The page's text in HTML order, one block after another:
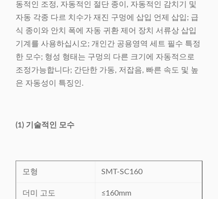
동적인 조정, 자동적인 절단 종이, 자동적인 감치기 및
자동 각종 다르 치수가 재진 구멍에 삽입 언제 삽입; 급
식 종이와 안치 폭에 자동 귀환 제어 장치 서류상 삽입
기계를 사용하십시오; 개인간 공용영역 세트 필수 특정
한 모수; 형성 형태는 구멍의 다른 크기에 자동적으로
조정가능합니다; 간단한 가동, 저잡음, 빠른 속도 및 높
은 자동성이 특징인.
(1) 기술적인 모수
모형 SMT-SC160
더미 고도 ≤160mm